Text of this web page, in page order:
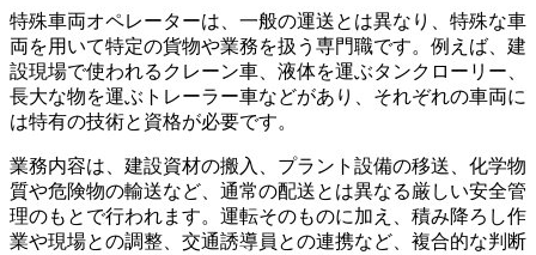
特殊車両オペレーターは、一般の運送とは異なり、特殊な車
両を用いて特定の貨物や業務を扱う専門職です。例えば、建
設現場で使われるクレーン車、液体を運ぶタンクローリー、
長大な物を運ぶトレーラー車などがあり、それぞれの車両に
は特有の技術と資格が必要です。
業務内容は、建設資材の搬入、プラント設備の移送、化学物
質や危険物の輸送など、通常の配送とは異なる厳しい安全管
理のもとで行われます。運転そのものに加え、積み降ろし作
業や現場との調整、交通誘導員との連携など、複合的な判断